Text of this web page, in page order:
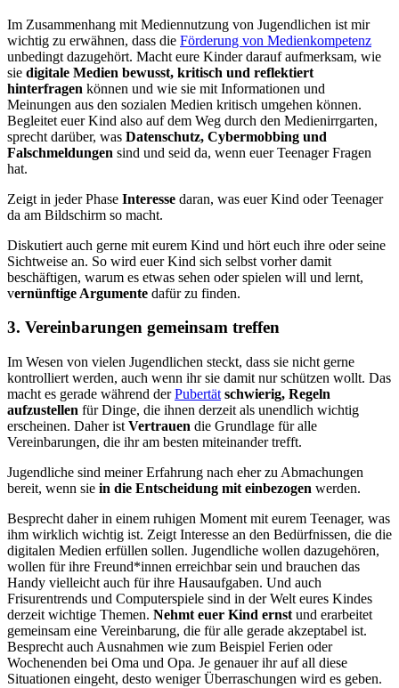
Im Zusammenhang mit Mediennutzung von Jugendlichen ist mir
wichtig zu erwähnen, dass die Förderung von Medienkompetenz
unbedingt dazugehört. Macht eure Kinder darauf aufmerksam, wie
sie digitale Medien bewusst, kritisch und reflektiert
hinterfragen können und wie sie mit Informationen und
Meinungen aus den sozialen Medien kritisch umgehen können.
Begleitet euer Kind also auf dem Weg durch den Medienirrgarten,
sprecht darüber, was Datenschutz, Cybermobbing und
Falschmeldungen sind und seid da, wenn euer Teenager Fragen
hat.
Zeigt in jeder Phase Interesse daran, was euer Kind oder Teenager
da am Bildschirm so macht.
Diskutiert auch gerne mit eurem Kind und hört euch ihre oder seine
Sichtweise an. So wird euer Kind sich selbst vorher damit
beschäftigen, warum es etwas sehen oder spielen will und lernt,
vernünftige Argumente dafür zu finden.
3. Vereinbarungen gemeinsam treffen
Im Wesen von vielen Jugendlichen steckt, dass sie nicht gerne
kontrolliert werden, auch wenn ihr sie damit nur schützen wollt. Das
macht es gerade während derPubertät schwierig, Regeln
aufzustellen für Dinge, die ihnen derzeit als unendlich wichtig
erscheinen. Daher ist Vertrauen die Grundlage für alle
Vereinbarungen, die ihr am besten miteinander trefft.
Jugendliche sind meiner Erfahrung nach eher zu Abmachungen
bereit, wenn sie in die Entscheidung mit einbezogen werden.
Besprecht daher in einem ruhigen Moment mit eurem Teenager, was
ihm wirklich wichtig ist. Zeigt Interesse an den Bedürfnissen, die die
digitalen Medien erfüllen sollen. Jugendliche wollen dazugehören,
wollen für ihre Freund*innen erreichbar sein und brauchen das
Handy vielleicht auch für ihre Hausaufgaben. Und auch
Frisurentrends und Computerspiele sind in der Welt eures Kindes
derzeit wichtige Themen. Nehmt euer Kind ernst und erarbeitet
gemeinsam eine Vereinbarung, die für alle gerade akzeptabel ist.
Besprecht auch Ausnahmen wie zum Beispiel Ferien oder
Wochenenden bei Oma und Opa. Je genauer ihr auf all diese
Situationen eingeht, desto weniger Überraschungen wird es geben.